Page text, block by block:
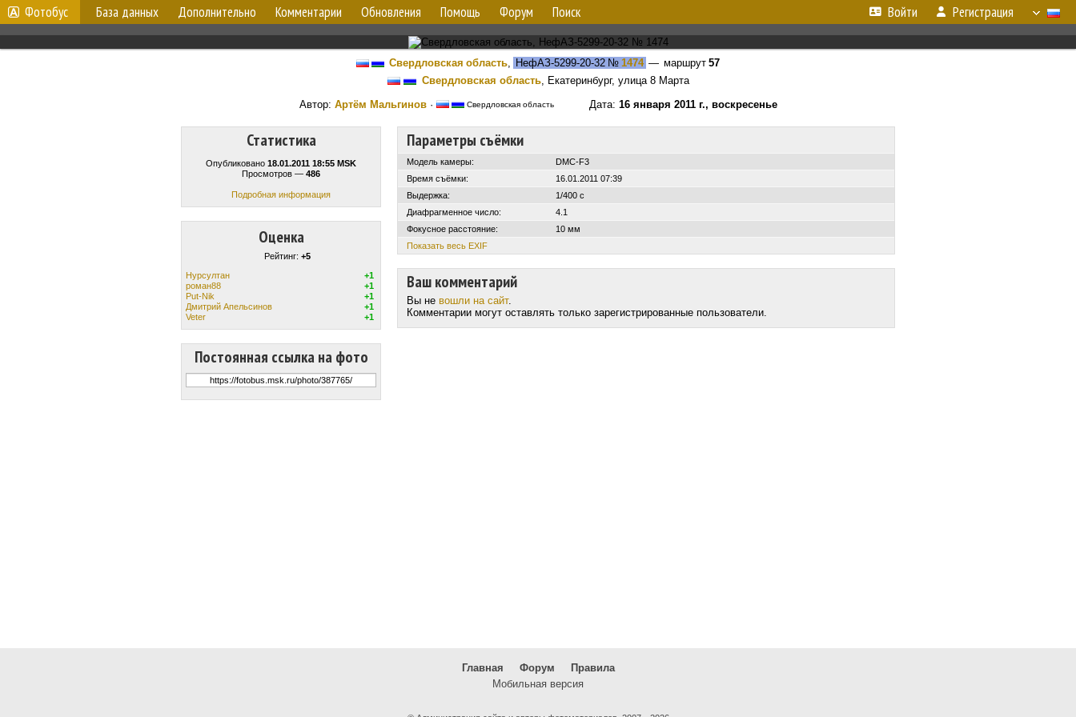
Фотобус База данных Дополнительно Комментарии Обновления Помощь Форум Поиск Войти Регистрация
Свердловская область, НефАЗ-5299-20-32 № 1474 — маршрут 57
Свердловская область, Екатеринбург, улица 8 Марта
Автор: Артём Мальгинов· Свердловская областьДата: 16 января 2011 г., воскресенье
Статистика
Опубликовано 18.01.2011 18:55 MSK
Просмотров — 486
Подробная информация
Оценка
Рейтинг: +5
Нурсултан
+1
роман88
+1
Put-Nik
+1
Дмитрий Апельсинов
+1
Veter
+1
Постоянная ссылка на фото
Параметры съёмки
Модель камеры:
DMC-F3
Время съёмки:
16.01.2011 07:39
Выдержка:
1/400 с
Диафрагменное число:
4.1
Фокусное расстояние:
10 мм
Показать весь EXIF
Ваш комментарий
Вы не вошли на сайт.
Комментарии могут оставлять только зарегистрированные пользователи.
Главная Форум
Правила
Мобильная версия